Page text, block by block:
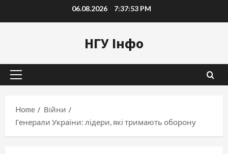
to
06.08.2026 7:37:54 PM
НГУ Інфо
Primary
Home
Війни
Генерали України: лідери, які тримають оборону